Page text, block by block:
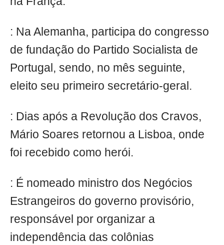
: Na Alemanha, participa do congresso
de fundação do Partido Socialista de
Portugal, sendo, no mês seguinte,
eleito seu primeiro secretário-geral.
: Dias após a Revolução dos Cravos,
Mário Soares retornou a Lisboa, onde
foi recebido como herói.
: É nomeado ministro dos Negócios
Estrangeiros do governo provisório,
responsável por organizar a
independência das colônias